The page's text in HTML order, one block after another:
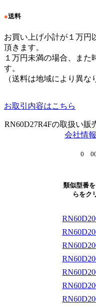
●送料
お買い上げ小計が１万円
頂きます。
１万円未満の場合、また
す。
（送料は地域により異な
お取引内容はこちら
RN60D27R4Fの取扱い
会社情
0
類似型番
らをク